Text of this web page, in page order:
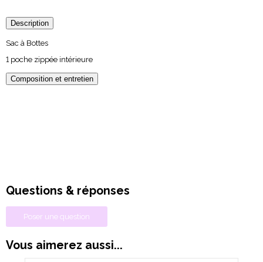
Description
Sac à Bottes
1 poche zippée intérieure
Composition et entretien
Questions & réponses
Poser une question
Vous aimerez aussi...